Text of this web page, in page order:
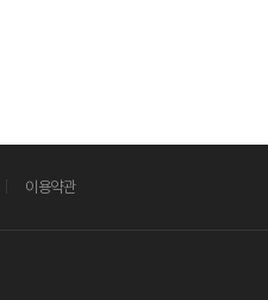
이용약관